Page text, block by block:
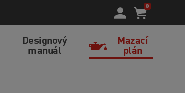
0
Designový
manuál
Mazací
plán